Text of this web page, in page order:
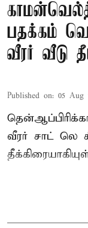
பதக்கம்
வீரர் வீடு
Published on: 05 Aug
வீரர் சாட் லெ